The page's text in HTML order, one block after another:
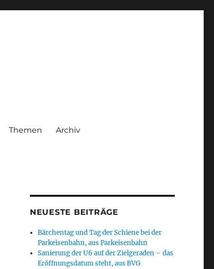
Themen Archiv
NEUESTE BEITRÄGE
Bärchentag und Tag der Schiene bei der
Parkeisenbahn, aus Parkeisenbahn
Sanierung der U6 auf der Zielgeraden – das
Eröffnungsdatum steht, aus BVG